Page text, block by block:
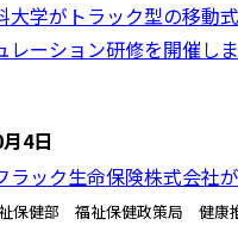
大学がトラック型の移動
レーション研修を開催し
4日
ラック生命保険株式会社
保健部 福祉保健政策局 健康